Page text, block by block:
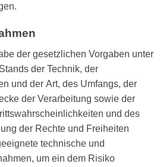
der gesetzlichen Vorgaben unter
der Technik, der
und der Art, des Umfangs, der
der Verarbeitung sowie der
und des
der Rechte und Freiheiten
technische und
um ein dem Risiko